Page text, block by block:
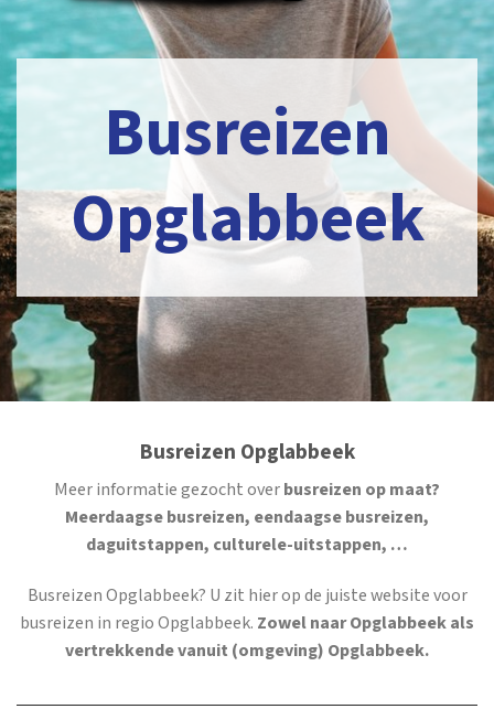
Busreizen
Opglabbeek
Busreizen Opglabbeek
Meer informatie gezocht overbusreizen op maat?
Meerdaagse busreizen, eendaagse busreizen,
daguitstappen, culturele-uitstappen, …
Busreizen Opglabbeek? U zit hier op de juiste website voor
busreizen in regio Opglabbeek. Zowel naar Opglabbeek als
vertrekkende vanuit (omgeving) Opglabbeek.